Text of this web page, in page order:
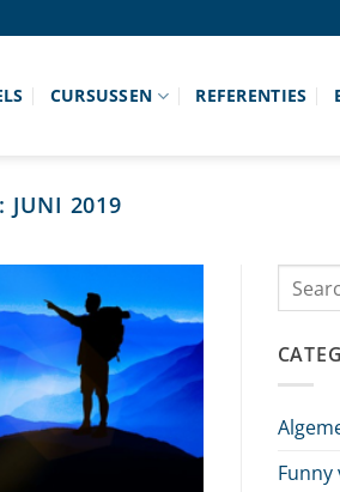
CURSUSSEN REFERENTIES
JUNI 2019
Funny